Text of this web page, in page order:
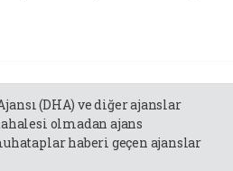
(DHA) ve diğer ajanslar
olmadan ajans
haberi geçen ajanslar